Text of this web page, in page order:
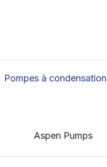
Pompes à condensation
Aspen Pumps